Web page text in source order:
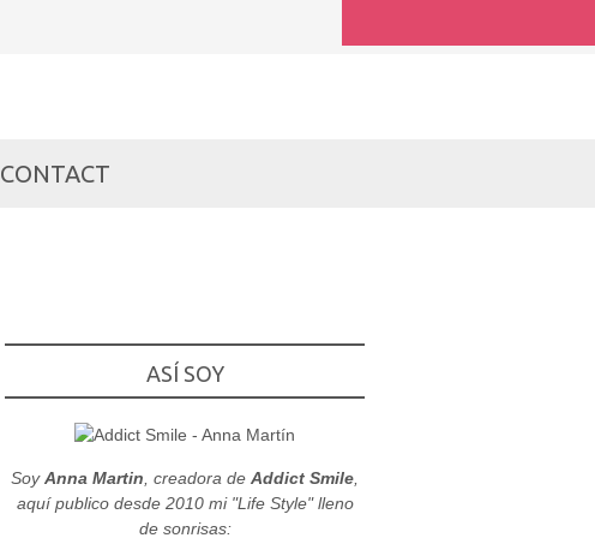
CONTACT
ASÍ SOY
SoyAnna Martin, creadora de Addict Smile,
aquí publico desde 2010 mi "Life Style" lleno
de sonrisas: